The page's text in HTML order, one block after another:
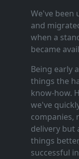
We've been
and
when a
became
Being early
things the
know‑how.
we've
companies,
delivery but
things
successful